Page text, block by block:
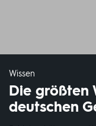
Wissen
Die größten
deutschen